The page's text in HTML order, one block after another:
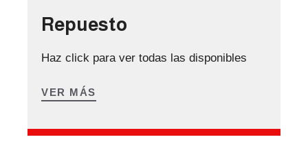
Repuesto
Haz click para ver todas las disponibles
VER MÁS